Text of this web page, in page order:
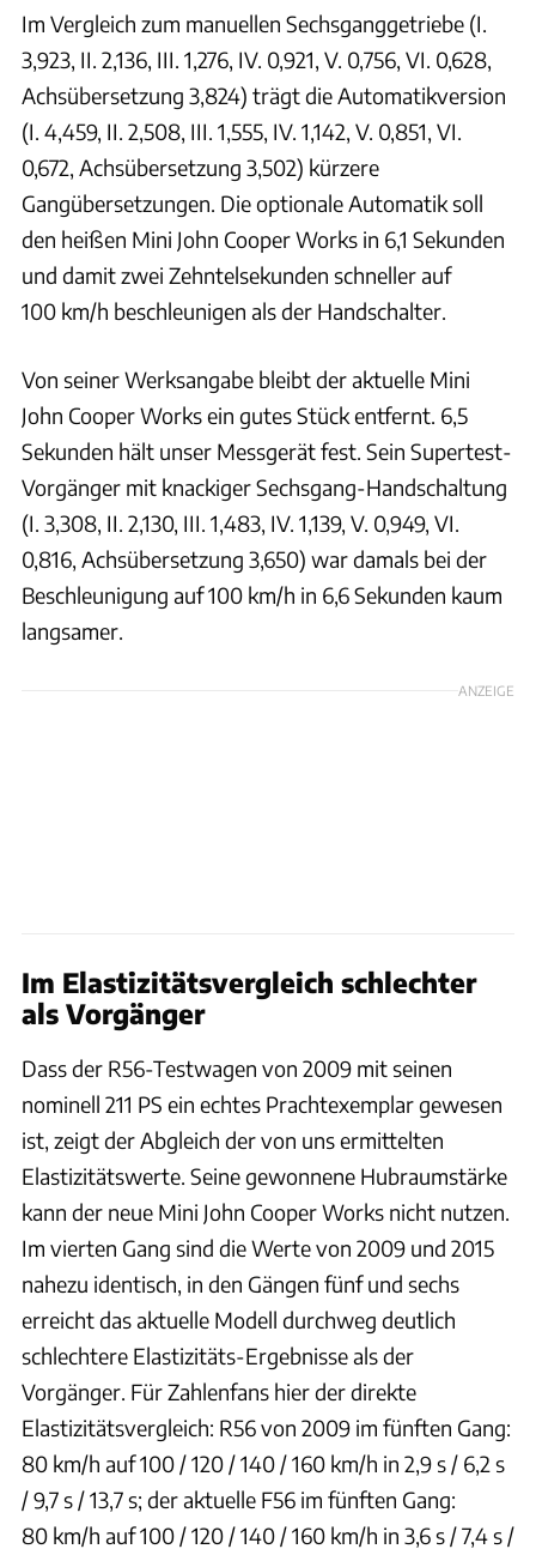
Im Vergleich zum manuellen Sechsganggetriebe (I.
3,923, II. 2,136, III. 1,276, IV. 0,921, V. 0,756, VI. 0,628,
Achsübersetzung 3,824) trägt die Automatikversion
(I. 4,459, II. 2,508, III. 1,555, IV. 1,142, V. 0,851, VI.
0,672, Achsübersetzung 3,502) kürzere
Gangübersetzungen. Die optionale Automatik soll
den heißen Mini John Cooper Works in 6,1 Sekunden
und damit zwei Zehntelsekunden schneller auf
100 km/h beschleunigen als der Handschalter.
Von seiner Werksangabe bleibt der aktuelle Mini
John Cooper Works ein gutes Stück entfernt. 6,5
Sekunden hält unser Messgerät fest. Sein Supertest-
Vorgänger mit knackiger Sechsgang-Handschaltung
(I. 3,308, II. 2,130, III. 1,483, IV. 1,139, V. 0,949, VI.
0,816, Achsübersetzung 3,650) war damals bei der
Beschleunigung auf 100 km/h in 6,6 Sekunden kaum
langsamer.
ANZEIGE
Im Elastizitätsvergleich schlechter
als Vorgänger
Dass der R56-Testwagen von 2009 mit seinen
nominell 211 PS ein echtes Prachtexemplar gewesen
ist, zeigt der Abgleich der von uns ermittelten
Elastizitätswerte. Seine gewonnene Hubraumstärke
kann der neue Mini John Cooper Works nicht nutzen.
Im vierten Gang sind die Werte von 2009 und 2015
nahezu identisch, in den Gängen fünf und sechs
erreicht das aktuelle Modell durchweg deutlich
schlechtere Elastizitäts-Ergebnisse als der
Vorgänger. Für Zahlenfans hier der direkte
Elastizitätsvergleich: R56 von 2009 im fünften Gang:
80 km/h auf 100 / 120 / 140 / 160 km/h in 2,9 s / 6,2 s
/ 9,7 s / 13,7 s; der aktuelle F56 im fünften Gang:
80 km/h auf 100 / 120 / 140 / 160 km/h in 3,6 s / 7,4 s /